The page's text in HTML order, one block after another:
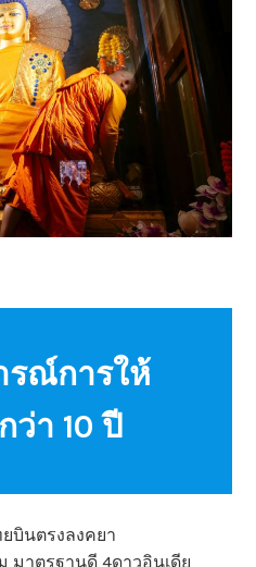
รณ์การให้
ว่า 10 ปี
บินตรงลงคยา
มาตรฐานดี 4ดาวอินเดีย